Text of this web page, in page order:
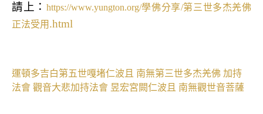
請上： https://www.yungton.org/學佛分享/第三世多杰羌佛
正法受用 .html
運頓多吉白第五世嘎堵仁波且 南無第三世多杰羌佛 加持
法會 觀音大悲加持法會 昱宏宮闕仁波且 南無觀世音菩薩